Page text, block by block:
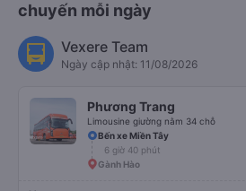
chuyến mỗi ngày
Vexere Team
Ngày cập nhật: 11/08/2026
Phương Trang
Limousine giường nằm 34 chỗ
Bến xe Miền Tây
6 giờ 40 phút
Gành Hào